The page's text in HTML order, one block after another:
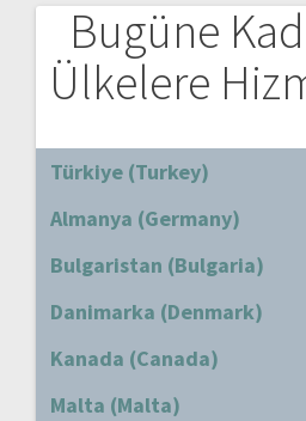
Bugüne
Ülkelere
Türkiye (Turkey)
Almanya (Germany)
Bulgaristan (Bulgaria)
Danimarka (Denmark)
Kanada (Canada)
Malta (Malta)